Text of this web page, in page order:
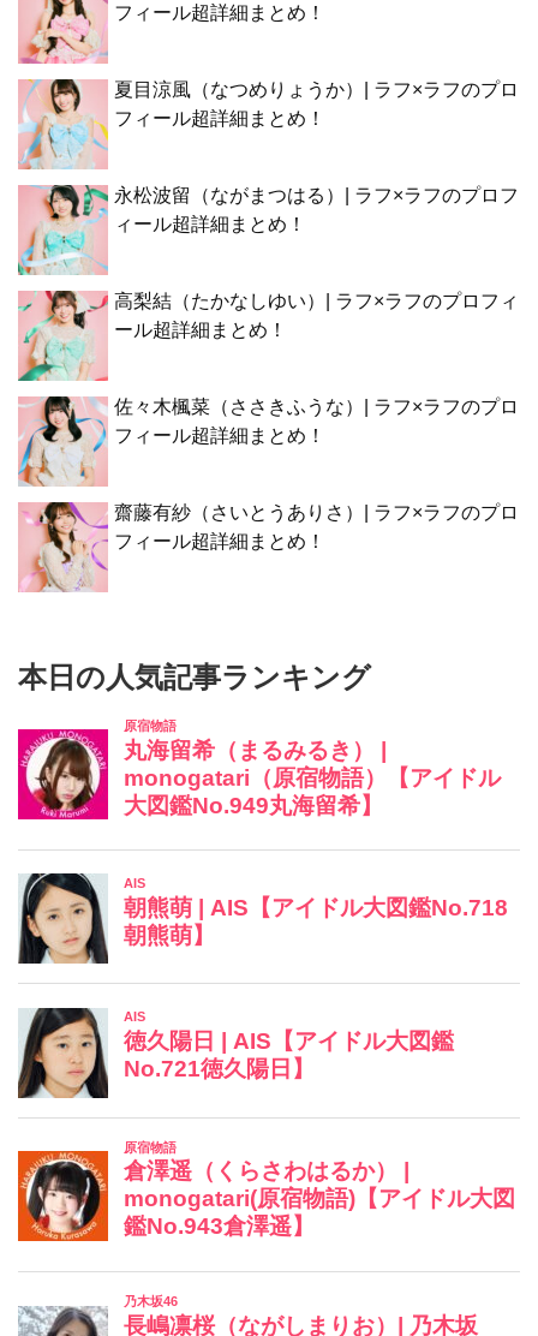
フィール超詳細まとめ！
夏目涼風（なつめりょうか）| ラフ×ラフのプロ
フィール超詳細まとめ！
永松波留（ながまつはる）| ラフ×ラフのプロフ
ィール超詳細まとめ！
高梨結（たかなしゆい）| ラフ×ラフのプロフィ
ール超詳細まとめ！
佐々木楓菜（ささきふうな）| ラフ×ラフのプロ
フィール超詳細まとめ！
齋藤有紗（さいとうありさ）| ラフ×ラフのプロ
フィール超詳細まとめ！
本日の人気記事ランキング